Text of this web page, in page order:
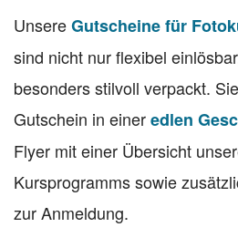
UnsereGutscheine für
sind nicht nur flexibel
besonders stilvoll verpackt.
Gutschein in eineredlen
Flyer mit einer Übersicht
Kursprogramms sowie
zur Anmeldung.